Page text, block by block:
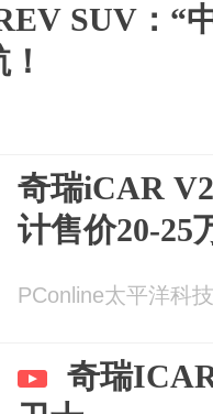
SUV：“
奇瑞iCAR
计售价20-25
PConline太平洋科
奇瑞